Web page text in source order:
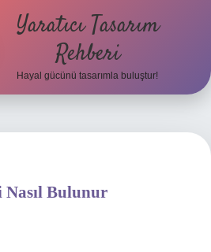
Yaratıcı Tasarım
Rehberi
Hayal gücünü tasarımla buluştur!
Bulunur